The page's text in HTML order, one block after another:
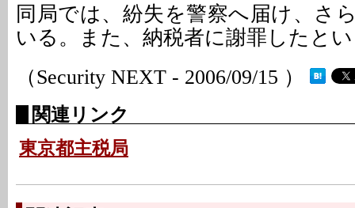
同局では、紛失を警察へ届け、さ
いる。また、納税者に謝罪したと
（Security NEXT - 2006/09/15 ）
関連リンク
東京都主税局